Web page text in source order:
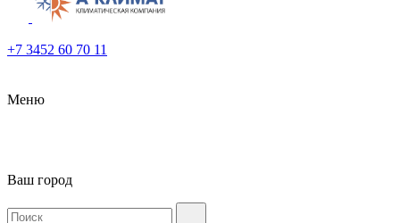
+7 3452 60 70 11
Меню
Ваш город